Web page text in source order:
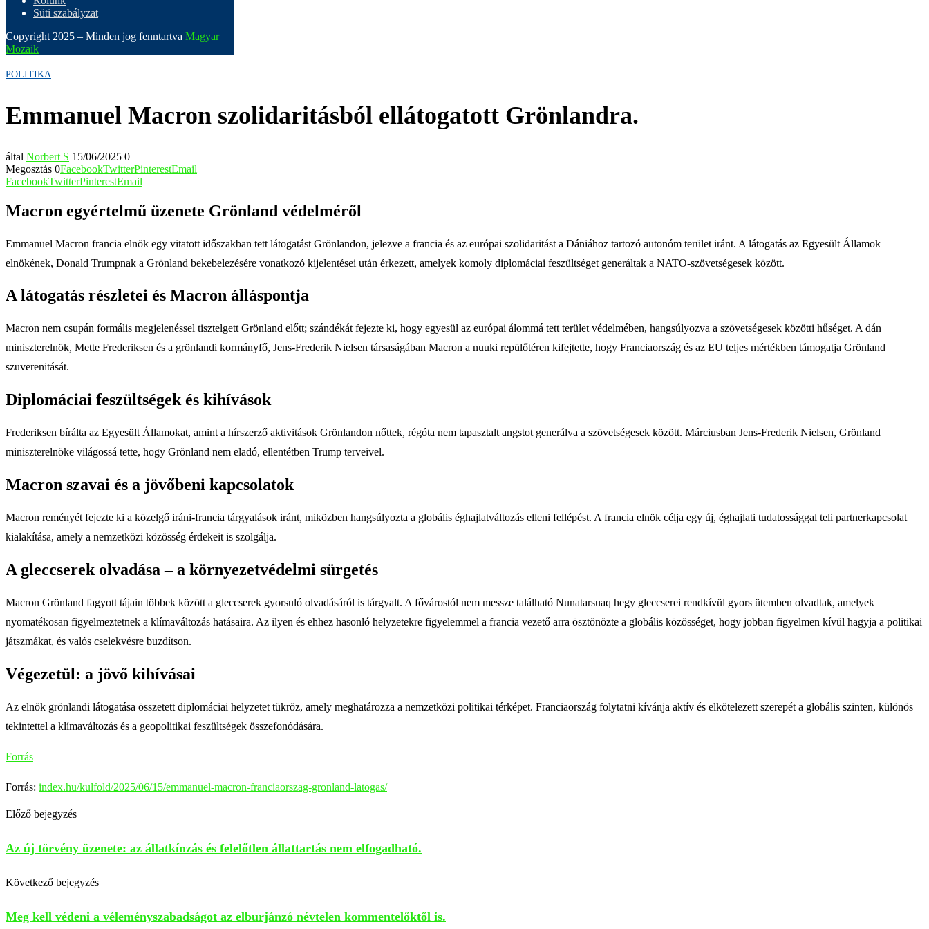
Süti szabályzat
Copyright 2025 – Minden jog fenntartva Magyar
Mozaik
POLITIKA
Emmanuel Macron szolidaritásból ellátogatott Grönlandra.
által Norbert S 15/06/2025 0
Megosztás 0FacebookTwitterPinterestEmail
FacebookTwitterPinterestEmail
Macron egyértelmű üzenete Grönland védelméről
Emmanuel Macron francia elnök egy vitatott időszakban tett látogatást Grönlandon, jelezve a francia és az európai szolidaritást a Dániához tartozó autonóm terület iránt. A látogatás az Egyesült Államok
elnökének, Donald Trumpnak a Grönland bekebelezésére vonatkozó kijelentései után érkezett, amelyek komoly diplomáciai feszültséget generáltak a NATO-szövetségesek között.
A látogatás részletei és Macron álláspontja
Macron nem csupán formális megjelenéssel tisztelgett Grönland előtt; szándékát fejezte ki, hogy egyesül az európai álommá tett terület védelmében, hangsúlyozva a szövetségesek közötti hűséget. A dán
miniszterelnök, Mette Frederiksen és a grönlandi kormányfő, Jens-Frederik Nielsen társaságában Macron a nuuki repülőtéren kifejtette, hogy Franciaország és az EU teljes mértékben támogatja Grönland
szuverenitását.
Diplomáciai feszültségek és kihívások
Frederiksen bírálta az Egyesült Államokat, amint a hírszerző aktivitások Grönlandon nőttek, régóta nem tapasztalt angstot generálva a szövetségesek között. Márciusban Jens-Frederik Nielsen, Grönland
miniszterelnöke világossá tette, hogy Grönland nem eladó, ellentétben Trump terveivel.
Macron szavai és a jövőbeni kapcsolatok
Macron reményét fejezte ki a közelgő iráni-francia tárgyalások iránt, miközben hangsúlyozta a globális éghajlatváltozás elleni fellépést. A francia elnök célja egy új, éghajlati tudatossággal teli partnerkapcsolat
kialakítása, amely a nemzetközi közösség érdekeit is szolgálja.
A gleccserek olvadása – a környezetvédelmi sürgetés
Macron Grönland fagyott tájain többek között a gleccserek gyorsuló olvadásáról is tárgyalt. A fővárostól nem messze található Nunatarsuaq hegy gleccserei rendkívül gyors ütemben olvadtak, amelyek
nyomatékosan figyelmeztetnek a klímaváltozás hatásaira. Az ilyen és ehhez hasonló helyzetekre figyelemmel a francia vezető arra ösztönözte a globális közösséget, hogy jobban figyelmen kívül hagyja a politikai
játszmákat, és valós cselekvésre buzdítson.
Végezetül: a jövő kihívásai
Az elnök grönlandi látogatása összetett diplomáciai helyzetet tükröz, amely meghatározza a nemzetközi politikai térképet. Franciaország folytatni kívánja aktív és elkötelezett szerepét a globális szinten, különös
tekintettel a klímaváltozás és a geopolitikai feszültségek összefonódására.
Forrás
Forrás: index.hu/kulfold/2025/06/15/emmanuel-macron-franciaorszag-gronland-latogas/
Előző bejegyzés
Az új törvény üzenete: az állatkínzás és felelőtlen állattartás nem elfogadható.
Következő bejegyzés
Meg kell védeni a véleményszabadságot az elburjánzó névtelen kommentelőktől is.